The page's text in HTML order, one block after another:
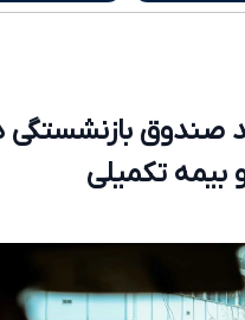
صندوق بازنشستگی
بیمه تکمیلی